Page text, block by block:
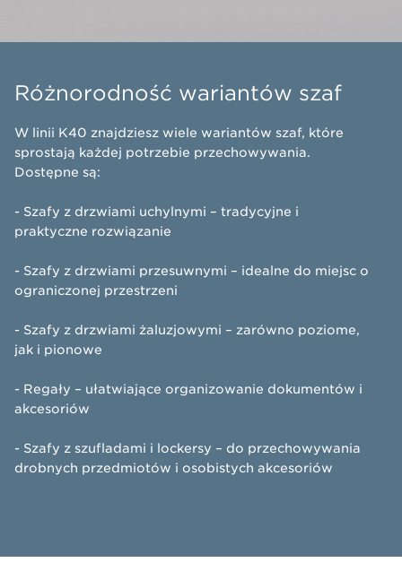
Różnorodność wariantów szaf
W linii K40 znajdziesz wiele wariantów szaf, które
sprostają każdej potrzebie przechowywania.
Dostępne są:
​- Szafy z drzwiami uchylnymi – tradycyjne i
praktyczne rozwiązanie
- Szafy z drzwiami przesuwnymi – idealne do miejsc o
ograniczonej przestrzeni
- Szafy z drzwiami żaluzjowymi – zarówno poziome,
jak i pionowe
- Regały – ułatwiające organizowanie dokumentów i
akcesoriów
- Szafy z szufladami i lockersy – do przechowywania
drobnych przedmiotów i osobistych akcesoriów